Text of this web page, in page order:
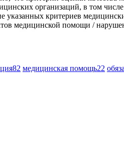
организаций, в том
указанных критериев
медицинской помощи /
82 медицинская помощь22